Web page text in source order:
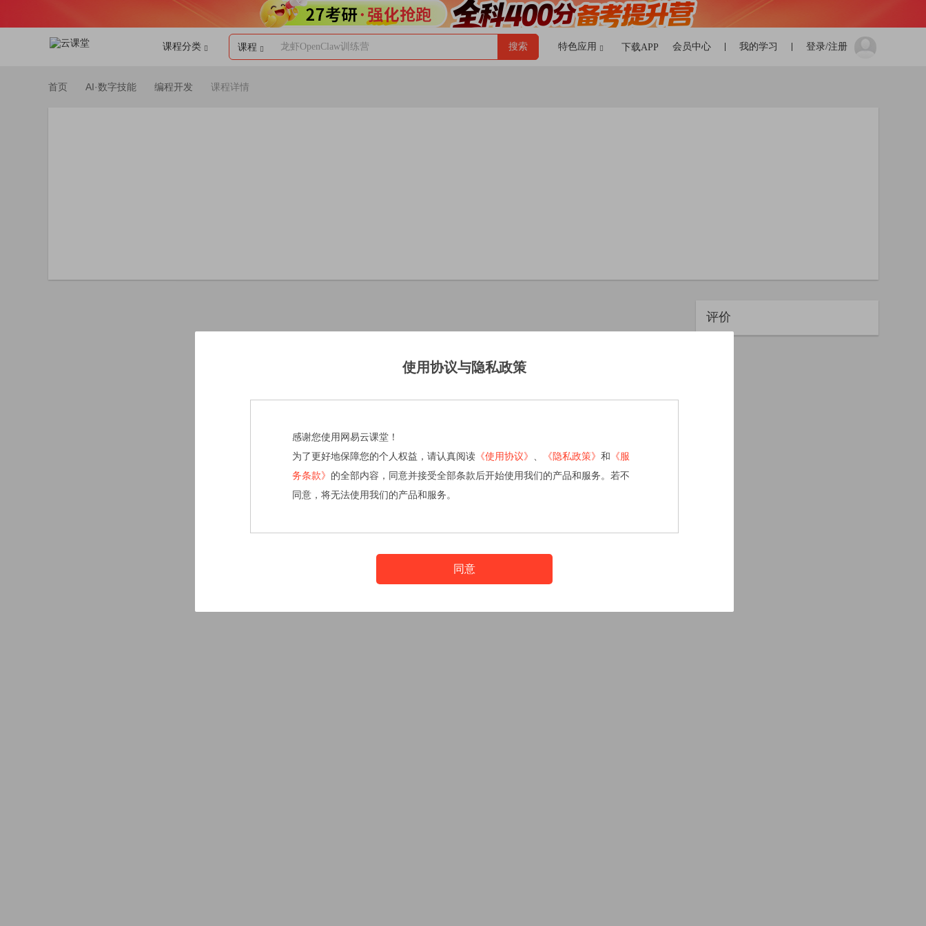
课程分类 课程 龙虾OpenClaw训练营 搜索 特色应用 下载APP 登录/注册
我的学习
会员中心
首页 AI·数字技能 编程开发 课程详情
评价
使用协议与隐私政策
感谢您使用网易云课堂！
为了更好地保障您的个人权益，请认真阅读 《使用协议》 《隐私政策》 和 《服
务条款》 的全部内容，同意并接受全部条款后开始使用我们的产品和服务。若不
同意，将无法使用我们的产品和服务。
同意